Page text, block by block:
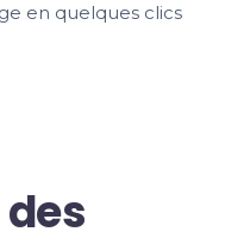
en quelques clics